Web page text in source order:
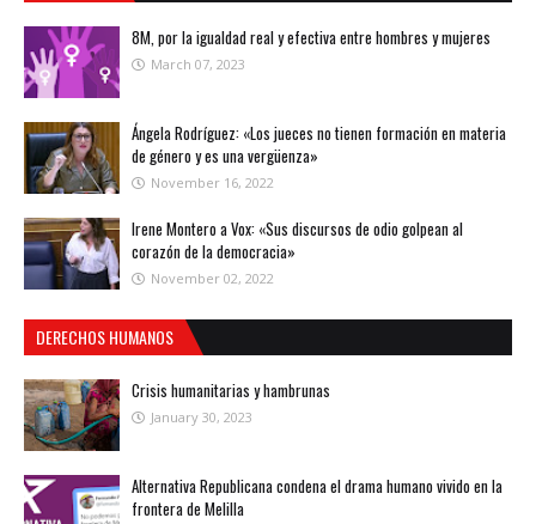
8M, por la igualdad real y efectiva entre hombres y mujeres
March 07, 2023
Ángela Rodríguez: «Los jueces no tienen formación en materia
de género y es una vergüenza»
November 16, 2022
Irene Montero a Vox: «Sus discursos de odio golpean al
corazón de la democracia»
November 02, 2022
DERECHOS HUMANOS
Crisis humanitarias y hambrunas
January 30, 2023
Alternativa Republicana condena el drama humano vivido en la
frontera de Melilla